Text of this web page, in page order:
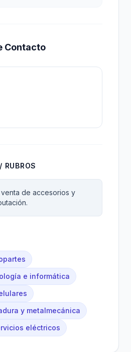
Contacto
RUBROS
de accesorios y
e informática
y metalmecánica
eléctricos